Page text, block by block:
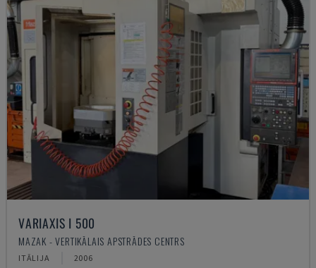
VARIAXIS I 500
MAZAK - VERTIKĀLAIS APSTRĀDES CENTRS
ITĀLIJA 2006